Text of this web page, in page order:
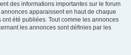
des informations importantes sur le forum
apparaissent en haut de chaque
été publiées. Tout comme les annonces
les annonces sont définies par les